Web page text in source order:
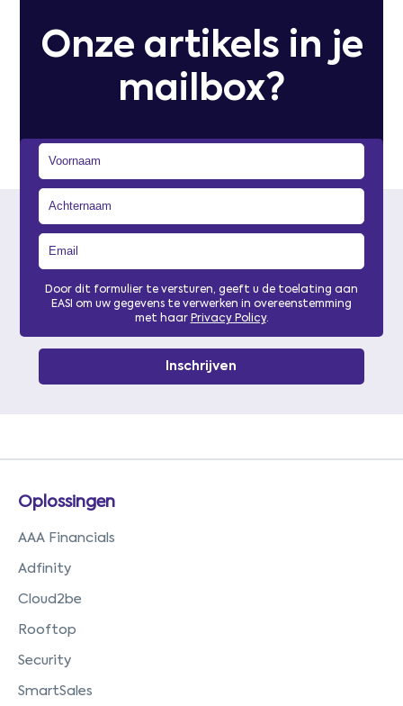
Onze artikels in je
mailbox?
Door dit formulier te versturen, geeft u de toelating aan
EASI om uw gegevens te verwerken in overeenstemming
met haar Privacy Policy.
Oplossingen
AAA Financials
Adfinity
Cloud2be
Rooftop
Security
SmartSales